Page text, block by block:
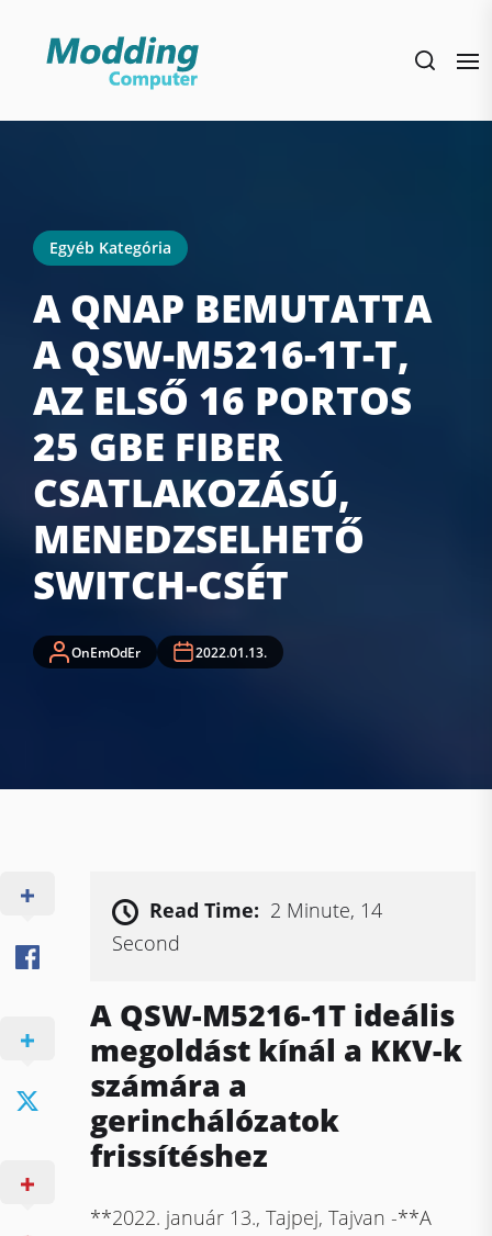
Egyéb Kategória
A QNAP BEMUTATTA
A QSW-M5216-1T-T,
AZ ELSŐ 16 PORTOS
25 GBE FIBER
CSATLAKOZÁSÚ,
MENEDZSELHETŐ
SWITCH-CSÉT
OnEmOdEr 2022.01.13.
Read Time: 2 Minute, 14
Second
A QSW-M5216-1T ideális
megoldást kínál a KKV-k
számára a
gerinchálózatok
frissítéshez
**2022. január 13., Tajpej, Tajvan -**A